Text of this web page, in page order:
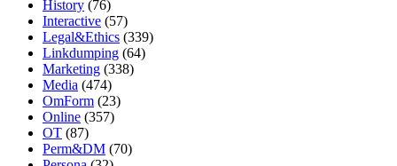
History (76)
Interactive (57)
Legal&Ethics (339)
Linkdumping (64)
Marketing (338)
Media (474)
OmForm (23)
Online (357)
OT (87)
Perm&DM (70)